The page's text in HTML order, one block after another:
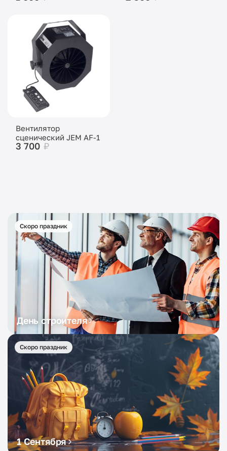
Вентилятор
сценический JEM AF-1
3 700 ₽
Скоро праздник
День строителя
Скоро праздник
1 Сентября